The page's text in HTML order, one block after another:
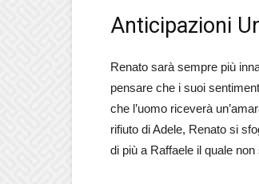
Anticipazioni
Renato sarà sempre più
pensare che i suoi
che l’uomo riceverà
rifiuto di Adele, Renato si
di più a Raffaele il quale